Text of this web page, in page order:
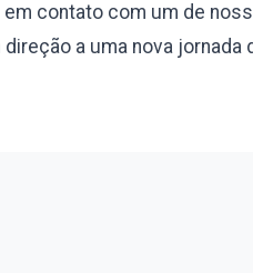
contato com um de
a uma nova jornada